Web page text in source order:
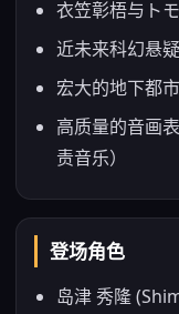
衣笠彰梧与ト
近未来科幻悬
宏大的地下都
高质量的音画
责音乐）
登场角色
岛津 秀隆